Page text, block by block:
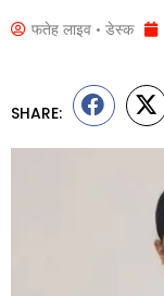
फतेह लाइव • डेस्क
SHARE: